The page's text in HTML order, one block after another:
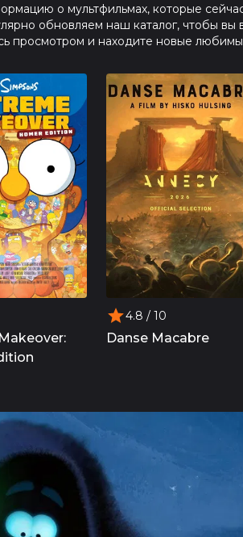
о мультфильмах, которые
обновляем наш каталог, чтобы вы
просмотром и находите новые
4.8 / 10
Danse Macabre